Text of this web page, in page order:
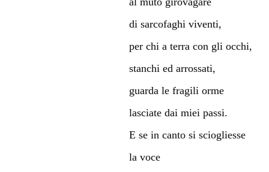
di sarcofaghi viventi,
per chi a terra con gli occhi,
stanchi ed arrossati,
guarda le fragili orme
lasciate dai miei passi.
E se in canto si sciogliesse
la voce